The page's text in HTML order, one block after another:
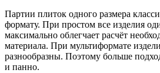
Партии плиток одного размера
формату. При простом все изделия
максимально облегчает расчёт
материала. При мультиформате
разнообразны. Поэтому больше
и панно.